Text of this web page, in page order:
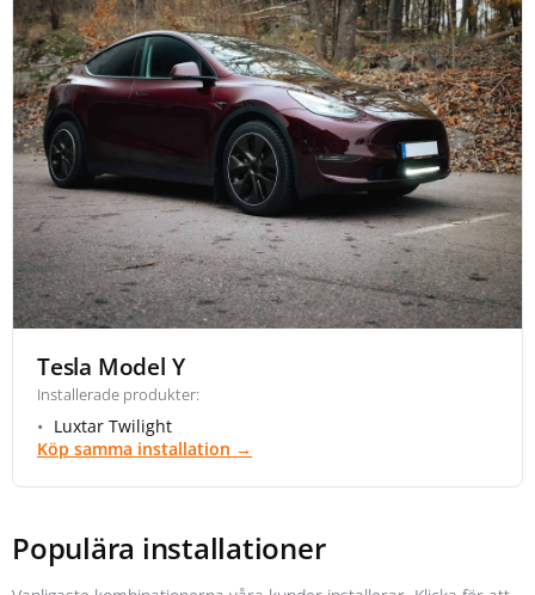
Tesla Model Y
Installerade produkter:
Luxtar Twilight
Köp samma installation →
Populära installationer